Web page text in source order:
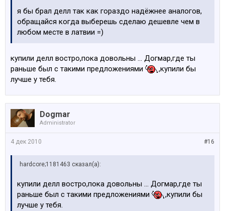
я бы брал делл так как гораздо надёжнее аналогов,
обращайся когда выберешь сделаю дешевле чем в
любом месте в латвии =)
купили делл востро,пока довольны ... Догмар,где ты
раньше был с такими предложениями
,купили бы
лучше у тебя.
Dogmar
Administrator
#16
4 дек 2010
hardcore;1181463 сказал(а):
купили делл востро,пока довольны ... Догмар,где ты
раньше был с такими предложениями
,купили бы
лучше у тебя.